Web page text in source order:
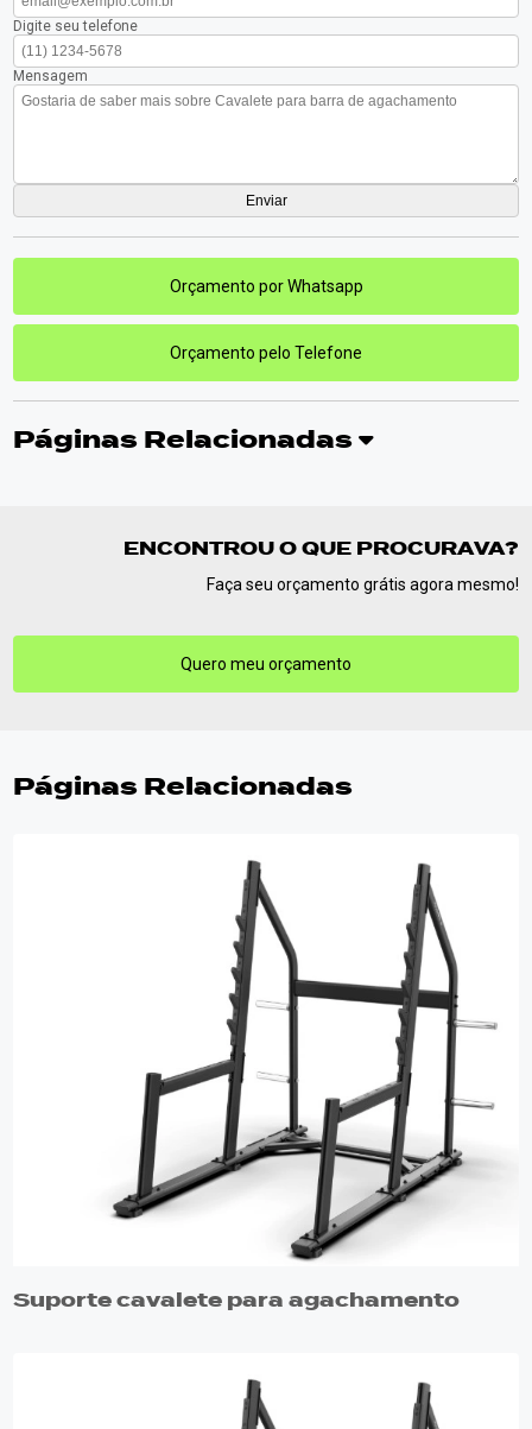
Digite seu telefone
Mensagem
Orçamento por Whatsapp
Orçamento pelo Telefone
Páginas Relacionadas
ENCONTROU O QUE PROCURAVA?
Faça seu orçamento grátis agora mesmo!
Quero meu orçamento
Páginas Relacionadas
Suporte cavalete para agachamento